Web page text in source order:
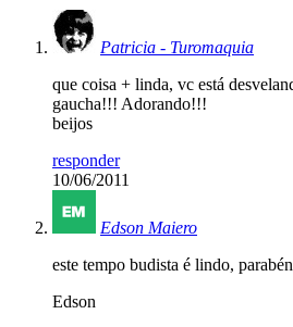
Patricia - Turomaquia
que coisa + linda, vc está
gaucha!!! Adorando!!!
beijos
responder
10/06/2011
Edson Maiero
este tempo budista é lindo,
Edson